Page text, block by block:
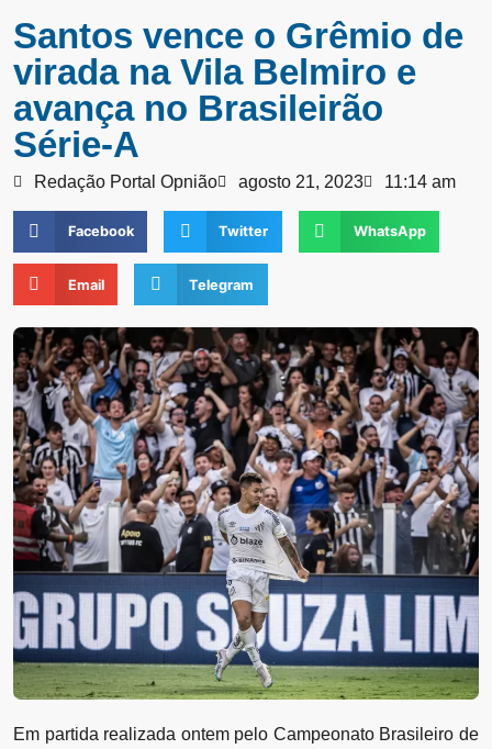
Santos vence o Grêmio de
virada na Vila Belmiro e
avança no Brasileirão
Série-A
Redação Portal Opnião agosto 21, 2023 11:14 am
Facebook Twitter WhatsApp
Email Telegram
Em partida realizada ontem pelo Campeonato Brasileiro de